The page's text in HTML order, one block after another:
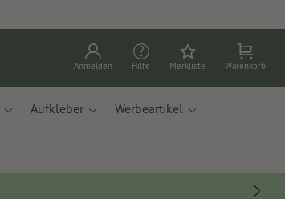
Anmelden Hilfe Merkliste Warenkorb
Aufkleber Werbeartikel